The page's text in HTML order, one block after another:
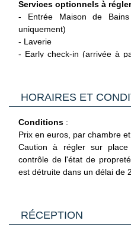
Services optionnels à
- Entrée Maison de
uniquement)
- Laverie
- Early check-in (arrivée à
disponibilités)
Selon disponibilités.
réception. Tarifs affichés en
Un seul animal par
HORAIRES ET
Conditions :
Prix en euros, par chambre
Caution à régler sur
contrôle de l'état de
est détruite dans un délai de
Arrivée à partir de 16h.
Départ avant 12h.
RÉCEPTION